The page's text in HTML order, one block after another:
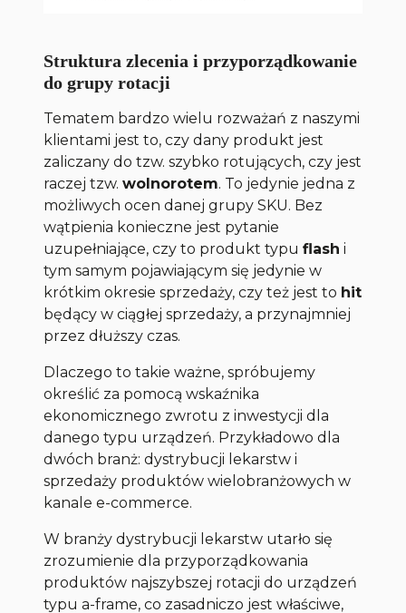
Struktura zlecenia i przyporządkowanie
do grupy rotacji
Tematem bardzo wielu rozważań z naszymi
klientami jest to, czy dany produkt jest
zaliczany do tzw. szybko rotujących, czy jest
raczej tzw.wolnorotem. To jedynie jedna z
możliwych ocen danej grupy SKU. Bez
wątpienia konieczne jest pytanie
uzupełniające, czy to produkt typuflash i
tym samym pojawiającym się jedynie w
krótkim okresie sprzedaży, czy też jest to hit
będący w ciągłej sprzedaży, a przynajmniej
przez dłuższy czas.
Dlaczego to takie ważne, spróbujemy
określić za pomocą wskaźnika
ekonomicznego zwrotu z inwestycji dla
danego typu urządzeń. Przykładowo dla
dwóch branż: dystrybucji lekarstw i
sprzedaży produktów wielobranżowych w
kanale e-commerce.
W branży dystrybucji lekarstw utarło się
zrozumienie dla przyporządkowania
produktów najszybszej rotacji do urządzeń
typua-frame, co zasadniczo jest właściwe,